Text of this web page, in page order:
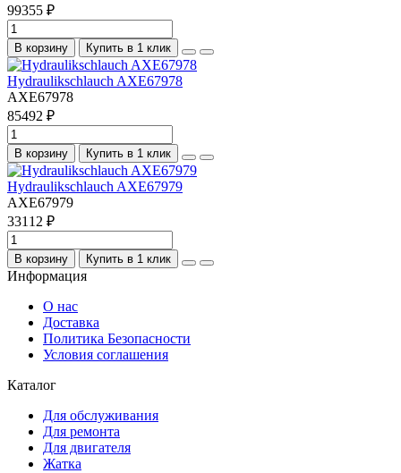
99355 ₽
В корзину Купить в 1 клик
Hydraulikschlauch AXE67978
AXE67978
85492 ₽
В корзину Купить в 1 клик
Hydraulikschlauch AXE67979
AXE67979
33112 ₽
В корзину Купить в 1 клик
Информация
О нас
Доставка
Политика Безопасности
Условия соглашения
Каталог
Для обслуживания
Для ремонта
Для двигателя
Жатка